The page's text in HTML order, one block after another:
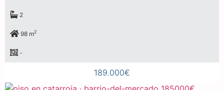
2
98 m2
-
189.000€